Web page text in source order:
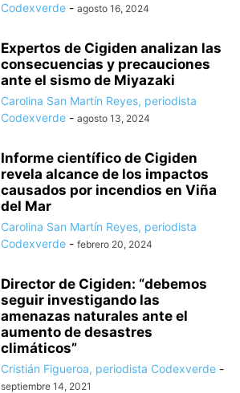
Codexverde - agosto 16, 2024
Expertos de Cigiden analizan las
consecuencias y precauciones
ante el sismo de Miyazaki
Carolina San Martín Reyes, periodista
Codexverde - agosto 13, 2024
Informe científico de Cigiden
revela alcance de los impactos
causados por incendios en Viña
del Mar
Carolina San Martín Reyes, periodista
Codexverde - febrero 20, 2024
Director de Cigiden: “debemos
seguir investigando las
amenazas naturales ante el
aumento de desastres
climáticos”
Cristián Figueroa, periodista Codexverde -
septiembre 14, 2021